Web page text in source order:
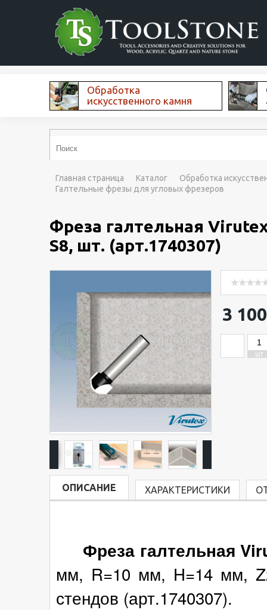
Обработка
искусственного камня
Главная страница Каталог
Обработка
Галтельные фрезы для угловых фрезеров
Фреза галтельная
S8, шт. (арт.1740307)
3
ШТ
ОПИСАНИЕ ХАРАКТЕРИСТИКИ
Фреза галтельная
мм, R=10 мм, H=14 мм,
стендов (арт.1740307).